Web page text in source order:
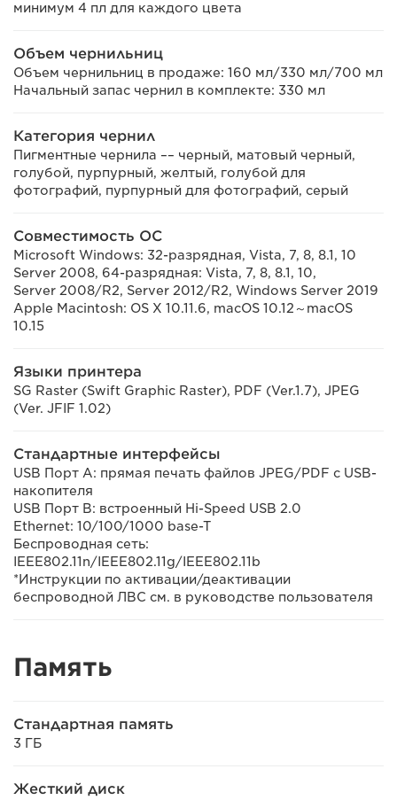
минимум 4 пл для каждого цвета
Объем чернильниц
Объем чернильниц в продаже: 160 мл/330 мл/700 мл
Начальный запас чернил в комплекте: 330 мл
Категория чернил
Пигментные чернила –– черный, матовый черный,
голубой, пурпурный, желтый, голубой для
фотографий, пурпурный для фотографий, серый
Совместимость ОС
Microsoft Windows: 32-разрядная, Vista, 7, 8, 8.1, 10
Server 2008, 64-разрядная: Vista, 7, 8, 8.1, 10,
Server 2008/R2, Server 2012/R2, Windows Server 2019
Apple Macintosh: OS X 10.11.6, macOS 10.12～macOS
10.15
Языки принтера
SG Raster (Swift Graphic Raster), PDF (Ver.1.7), JPEG
(Ver. JFIF 1.02)
Стандартные интерфейсы
USB Порт A: прямая печать файлов JPEG/PDF с USB-
накопителя
USB Порт B: встроенный Hi-Speed USB 2.0
Ethernet: 10/100/1000 base-T
Беспроводная сеть:
IEEE802.11n/IEEE802.11g/IEEE802.11b
*Инструкции по активации/деактивации
беспроводной ЛВС см. в руководстве пользователя
Память
Стандартная память
3 ГБ
Жесткий диск